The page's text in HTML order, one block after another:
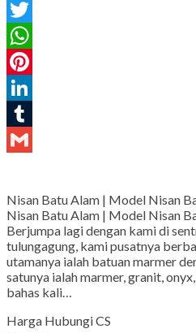
Facebook
Twitter
WhatsApp
Pinterest
LinkedIn
Tumblr
Nisan Batu Alam | Model Nisan
Nisan Batu Alam | Model Nisan
Berjumpa lagi dengan kami di
tulungagung, kami pusatnya
utamanya ialah batuan marmer
satunya ialah marmer, granit,
bahas kali…
Harga Hubungi CS